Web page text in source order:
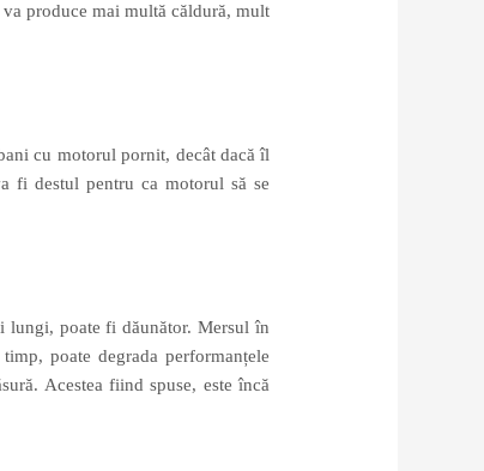
produce mai multă căldură, mult
cu motorul pornit, decât dacă îl
fi destul pentru ca motorul să se
lungi, poate fi dăunător. Mersul în
poate degrada performanțele
Acestea fiind spuse, este încă